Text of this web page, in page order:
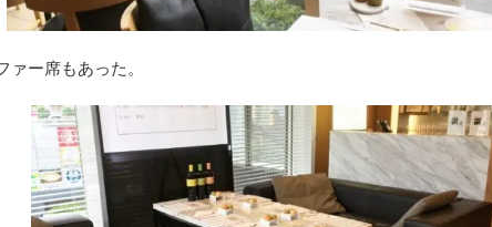
ー席もあった。